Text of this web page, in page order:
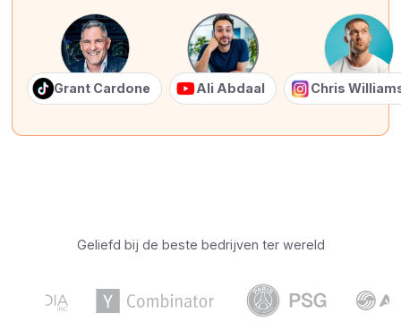
Grant Cardone Ali Abdaal Chris
Geliefd bij de beste bedrijven ter wereld